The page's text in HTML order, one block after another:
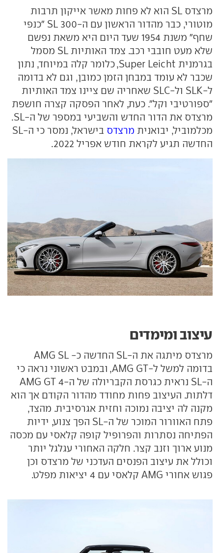
מרצדס SL הוא לא פחות מאשר אייקון תרבות
מוטורי, כבר מהדור הראשון עם ה-300 SL "כנפי
שחף" משנת 1954 שעד היום היא משאת נפשם
שלא מעט חובבי רכב. צמד האותיות SL מסמל
בגרמנית Super Leicht, כלומר קלה במיוחד, נתון
שכבר לא עומד במבחן הזמן כמובן, וגם לא בדומה
ל-SLK ול-SLC שאחריה שם ציינו צמד האותיות
"ספורטיבי וקל". כעת, לאחר הפסקה קצרה חושפת
מרצדס את הדור החדש והשביעי במספר של ה-SL.
מכלמוביל, יבואנית מרצדס
בישראל, נמסר כי ה-SL
החדשה תגיע לקראת חודש אפריל 2022.
עיצוב ומימדים
מרצדס מיתגה את ה-SL החדשה כ- AMG SL
בדומה למשל ל-AMG GT, ובמבט ראשוני נראה כי
ה-SL נראית כגרסת הקבריולה של ה-AMG GT 4
דלתות. העיצוב פחות מחודד מהדור הקודם אך הוא
מקנה לה יציבה נמוכה וחזית אגרסיבית. מהצד,
פתח האוורור המוכר של ה-SL הפך צנוע, ידיות
הפתיחה נסתרות והפרופיל קופה קלאסי עם מכסה
מנוע ארוך וזנב קצר. חלקה האחורי עגלגל יותר
וכולל את עיצוב הפנסים העדכני של מרצדס וכן
פגוש אחורי AMG קלאסי עם 4 יציאות מפלט.